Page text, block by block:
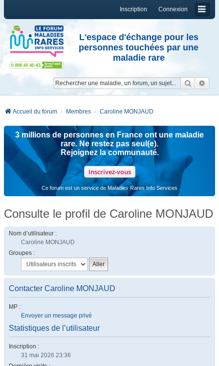
Connexion
Inscription
L'espace d'échange pour les
personnes touchées par une
maladie rare
Accueil du forum Membres Caroline MONJAUD
3 millions de personnes en France ont une maladie
rare. Ne restez pas seul(e).
Rejoignez la communauté.
Inscrivez-vous
Ce forum est un service de Maladies Rares Info Services
Consulte le profil de Caroline MONJAUD
Nom d’utilisateur :
Caroline MONJAUD
Groupes :
Contacter Caroline MONJAUD
MP :
Envoyer un message privé
Statistiques de l’utilisateur
Inscription :
31 mai 2026 23:36